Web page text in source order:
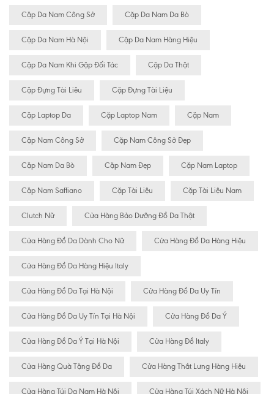
Cặp Da Nam Công Sở Cặp Da Nam Da Bò
Cặp Da Nam Hà Nội Cặp Da Nam Hàng Hiệu
Cặp Da Nam Khi Gặp Đối Tác Cặp Da Thật
Cặp Đựng Tài Liêu Cặp Đựng Tài Liệu
Cặp Laptop Da Cặp Laptop Nam Cặp Nam
Cặp Nam Công Sở Cặp Nam Công Sở Đẹp
Cặp Nam Da Bò Cặp Nam Đẹp Cặp Nam Laptop
Cặp Nam Saffiano Cặp Tài Liệu Cặp Tài Liệu Nam
Clutch Nữ Cửa Hàng Bảo Dưỡng Đồ Da Thật
Cửa Hàng Đồ Da Dành Cho Nữ Cửa Hàng Đồ Da Hàng Hiệu
Cửa Hàng Đồ Da Hàng Hiệu Italy
Cửa Hàng Đồ Da Tại Hà Nội Cửa Hàng Đồ Da Uy Tín
Cửa Hàng Đồ Da Uy Tín Tại Hà Nội Cửa Hàng Đồ Da Ý
Cửa Hàng Đồ Da Ý Tại Hà Nội Cửa Hàng Đồ Italy
Cửa Hàng Quà Tặng Đồ Da Cửa Hàng Thắt Lưng Hàng Hiệu
Cửa Hàng Túi Da Nam Hà Nội Cửa Hàng Túi Xách Nữ Hà Nội